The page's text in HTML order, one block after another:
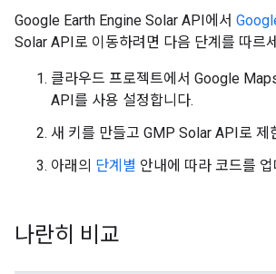
Google Earth Engine Solar API에서
Solar API로 이동하려면 다음 단계를 따르
클라우드 프로젝트에서 Google
API를 사용 설정합니다.
새 키를 만들고 GMP Solar API로 제
아래의 단계별 안내에 따라 코드를
나란히 비교